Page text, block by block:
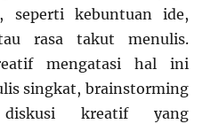
seperti kebuntuan ide,
rasa takut menulis.
mengatasi hal ini
singkat, brainstorming
kreatif yang